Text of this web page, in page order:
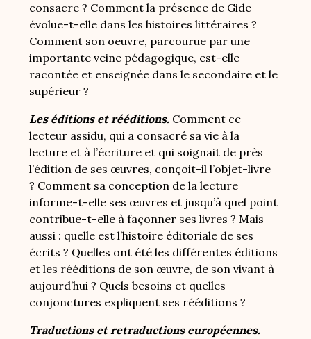
consacre ? Comment la présence de Gide
évolue-t-elle dans les histoires littéraires ?
Comment son oeuvre, parcourue par une
importante veine pédagogique, est-elle
racontée et enseignée dans le secondaire et le
supérieur ?
Les éditions et rééditions. Comment ce
lecteur assidu, qui a consacré sa vie à la
lecture et à l’écriture et qui soignait de près
l’édition de ses œuvres, conçoit-il l’objet-livre
? Comment sa conception de la lecture
informe-t-elle ses œuvres et jusqu’à quel point
contribue-t-elle à façonner ses livres ? Mais
aussi : quelle est l’histoire éditoriale de ses
écrits ? Quelles ont été les différentes éditions
et les rééditions de son œuvre, de son vivant à
aujourd’hui ? Quels besoins et quelles
conjonctures expliquent ses rééditions ?
Traductions et retraductions européennes.